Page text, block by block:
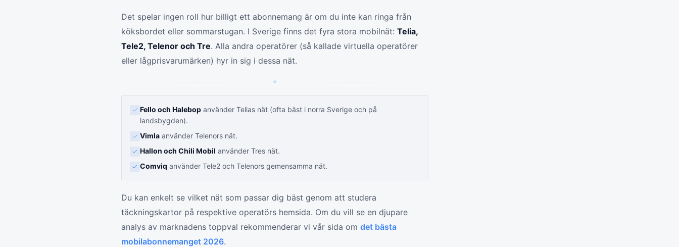
Det spelar ingen roll hur billigt ett abonnemang är om du inte kan ringa från
köksbordet eller sommarstugan. I Sverige finns det fyra stora mobilnät: Telia,
Tele2, Telenor och Tre. Alla andra operatörer (så kallade virtuella operatörer
eller lågprisvarumärken) hyr in sig i dessa nät.
Fello och Halebop använder Telias nät (ofta bäst i norra Sverige och på
landsbygden).
Vimla använder Telenors nät.
Hallon och Chili Mobil använder Tres nät.
Comviq använder Tele2 och Telenors gemensamma nät.
Du kan enkelt se vilket nät som passar dig bäst genom att studera
täckningskartor på respektive operatörs hemsida. Om du vill se en djupare
analys av marknadens toppval rekommenderar vi vår sida om det bästa
mobilabonnemanget 2026.